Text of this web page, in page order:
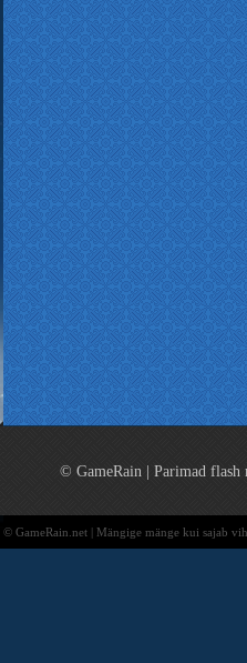
© GameRain | Parimad flash
© GameRain.net | Mängige mänge kui sajab